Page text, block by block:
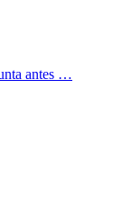
antes …